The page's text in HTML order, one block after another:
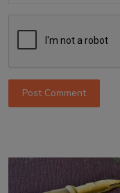
Post Comment